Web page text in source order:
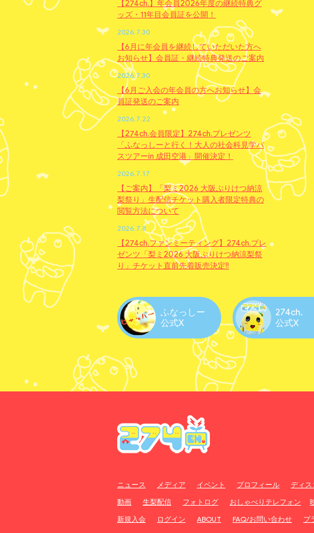
【274ch.】年会員2026年度の継続特典グ
ッズ・11年目会員証を公開！
2026.7.30
【6月に年会員を継続していただいた方へ
お知らせ】会員証・継続特典発送のご案内
2026.7.30
【6月ご入会の年会員の方へお知らせ】会
員証発送のご案内
2026.7.22
【274ch.会員限定】274ch.プレゼンツ
「ふなっしーと行く！大人の社会科見学バ
スツアーin 成田空港」開催決定！
2026.7.17
【ご案内】「梨ミ2026 大阪ぷりけつ納涼
梨祭り」生配信チケット購入者限定特典の
閲覧方法について
2026.7.8
【274ch.ファンミーティング】274ch.プレ
ゼンツ「梨ミ2026 大阪ぷりけつ納涼梨祭
り」チケット直前先着販売決定!!
ふなっしー
公式X
274ch.
公式X
ニュース メディア イベント プロフィール ディス
動画
生梨配信 フォトログ おしゃべりテレフォン
新規入会
ログイン ABOUT FAQ/お問い合わせ プ